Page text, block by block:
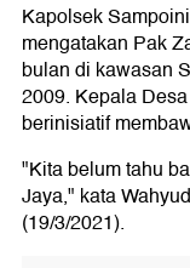
Kapolsek
mengatakan Pak
bulan di kawasan
2009. Kepala
berinisiatif
"Kita belum tahu
Jaya," kata
(19/3/2021).